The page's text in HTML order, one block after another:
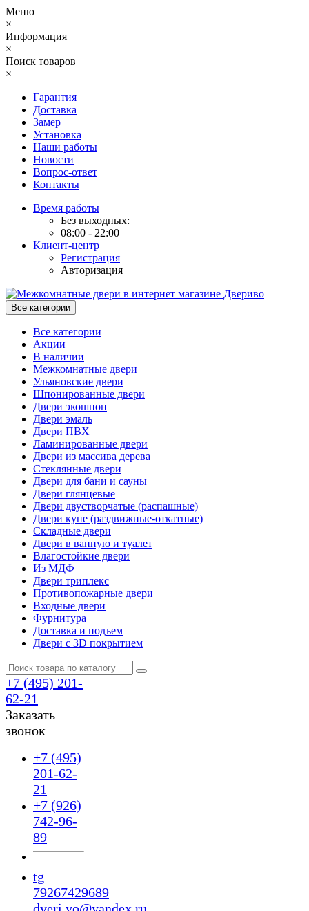
Меню
×
Информация
×
Поиск товаров
×
Гарантия
Доставка
Замер
Установка
Наши работы
Новости
Вопрос-ответ
Контакты
Время работы
Без выходных:
08:00 - 22:00
Клиент-центр
Регистрация
Авторизация
Все категории
Все категории
Акции
В наличии
Межкомнатные двери
Ульяновские двери
Шпонированные двери
Двери экошпон
Двери эмаль
Двери ПВХ
Ламинированные двери
Двери из массива дерева
Стеклянные двери
Двери для бани и сауны
Двери глянцевые
Двери двустворчатые (распашные)
Двери купе (раздвижные-откатные)
Складные двери
Двери в ванную и туалет
Влагостойкие двери
Из МДФ
Двери триплекс
Противопожарные двери
Входные двери
Фурнитура
Доставка и подъем
Двери с 3D покрытием
+7 (495) 201-
62-21
Заказать
звонок
+7 (495)
201-62-
21
+7 (926)
742-96-
89
tg
79267429689